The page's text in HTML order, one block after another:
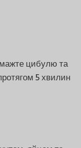
цибулю та
5 хвилин